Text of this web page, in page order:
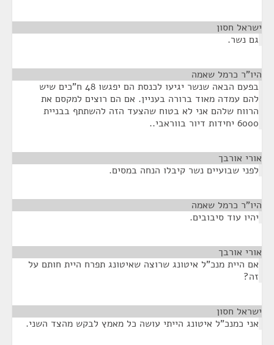
ישראל חסון
גם נשר.
היו"ר כרמל שאמה
בפעם הבאה שנשר יגיעו לכנסת הם יפגשו 48 ח"כים שיש
להם עמדה מאוד ברורה בעניין. אם הם רוצים למקסם את
הרווח שלהם אני לא בטוח שהצעד הזה להשתתף בבניית
6000 יחידות דיור בווראבי..
אורי אורבך
לפני שבועיים נשר קיבלו הנחה במסים.
היו"ר כרמל שאמה
יהיו עוד סיבובים.
אורי אורבך
אם היית מנכ"ל איטונג שרוצה שאיטונג תפרח היית חותם על
זה?
ישראל חסון
אני כמנכ"ל איטונג הייתי עושה כל מאמץ לבקש מהצד השני.